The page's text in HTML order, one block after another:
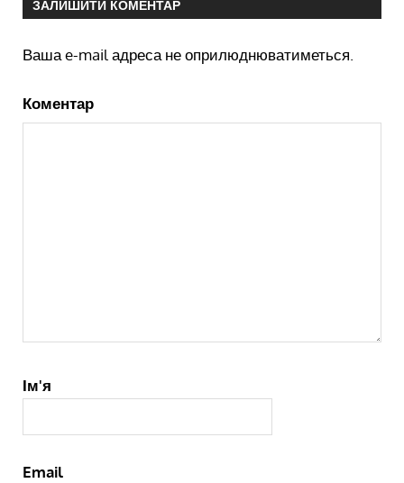
ЗАЛИШИТИ КОМЕНТАР
Ваша e-mail адреса не оприлюднюватиметься.
Коментар
Ім'я
Email